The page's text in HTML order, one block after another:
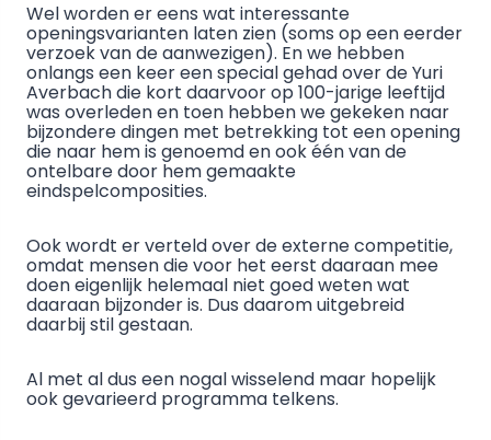
Wel worden er eens wat interessante
openingsvarianten laten zien (soms op een eerder
verzoek van de aanwezigen). En we hebben
onlangs een keer een special gehad over de Yuri
Averbach die kort daarvoor op 100-jarige leeftijd
was overleden en toen hebben we gekeken naar
bijzondere dingen met betrekking tot een opening
die naar hem is genoemd en ook één van de
ontelbare door hem gemaakte
eindspelcomposities.
Ook wordt er verteld over de externe competitie,
omdat mensen die voor het eerst daaraan mee
doen eigenlijk helemaal niet goed weten wat
daaraan bijzonder is. Dus daarom uitgebreid
daarbij stil gestaan.
Al met al dus een nogal wisselend maar hopelijk
ook gevarieerd programma telkens.